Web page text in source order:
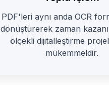
PDF'leri aynı anda OCR
dönüştürerek zaman
ölçekli dijitalleştirme
mükemmeldir.